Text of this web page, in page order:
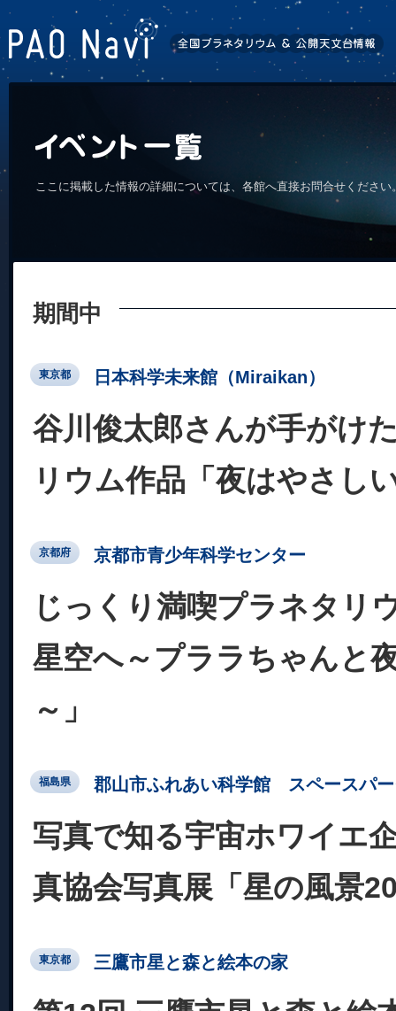
ここに掲載した情報の詳細については、各館へ直接お問合せくださ
期間中
東京都 日本科学未来館（Miraikan）
谷川俊太郎さんが手がけ
リウム作品「夜はやさし
京都府 京都市青少年科学センター
じっくり満喫プラネタリ
星空へ～プララちゃんと
～」
福島県 郡山市ふれあい科学館 スペースパ
写真で知る宇宙ホワイエ
真協会写真展「星の風景
東京都 三鷹市星と森と絵本の家